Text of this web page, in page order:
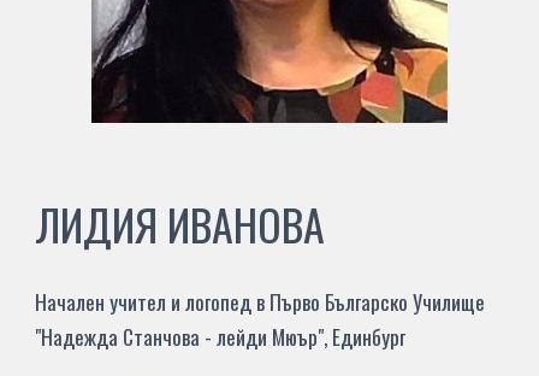
ЛИДИЯ ИВАНОВА
Начален учител и логопед в Първо Българско Училище
"Надежда Станчова - лейди Мюър", Единбург